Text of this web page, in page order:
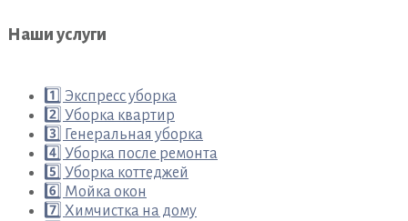
Наши услуги
1️⃣ Экспресс уборка
2️⃣ Уборка квартир
3️⃣ Генеральная уборка
4️⃣ Уборка после ремонта
5️⃣ Уборка коттеджей
6️⃣ Мойка окон
7️⃣ Химчистка на дому